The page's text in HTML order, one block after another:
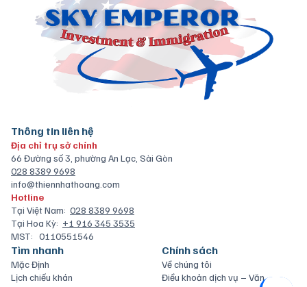
Thông tin liên hệ
Địa chỉ trụ sở chính
66 Đường số 3, phường An Lạc, Sài Gòn
028 8389 9698
info@thiennhathoang.com
Hotline
Tại Việt Nam: 028 8389 9698
Tại Hoa Kỳ: +1 916 345 3535
MST: 0110551546
Tìm nhanh
Mặc Định
Lịch chiếu khán
Chính sách
Về chúng tôi
Điều khoản dịch vụ – Văn